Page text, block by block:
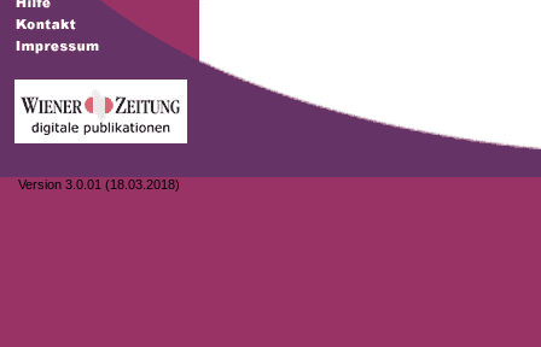
Version 3.0.01 (18.03.2018)